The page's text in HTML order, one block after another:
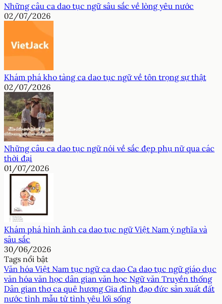
Những câu ca dao tục ngữ sâu sắc về lòng yêu nước
02/07/2026
Khám phá kho tàng ca dao tục ngữ về tôn trọng sự thật
02/07/2026
Những câu ca dao tục ngữ nói về sắc đẹp phụ nữ qua các
thời đại
01/07/2026
Khám phá hình ảnh ca dao tục ngữ Việt Nam ý nghĩa và
sâu sắc
30/06/2026
Tags nổi bật
Văn hóa Việt Nam tục ngữca dao Ca dao tục ngữ giáo dục
văn hóa văn học dân gian văn học Ngữ văn Truyền thống
Dân gian thơ ca quê hương Gia đình đạo đức sản xuất đất
nước tình mẫu tửtình yêu lối sống